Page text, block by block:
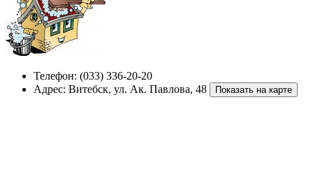
Телефон: (033) 336-20-20
Адрес: Витебск, ул. Ак. Павлова, 48